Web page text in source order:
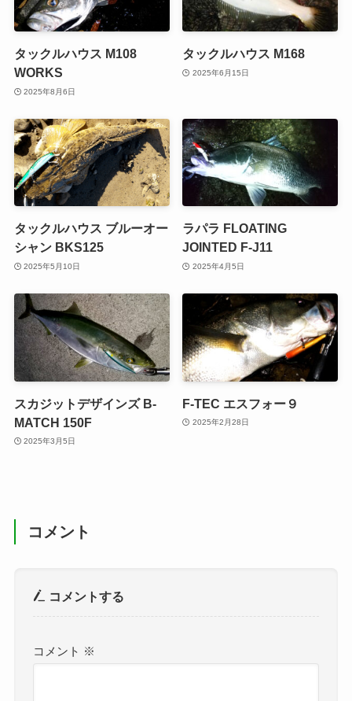
タックルハウス M108
WORKS
2025年8月6日
タックルハウス M168
2025年6月15日
タックルハウス ブルーオー
シャン BKS125
2025年5月10日
ラパラ FLOATING
JOINTED F-J11
2025年4月5日
スカジットデザインズ B-
MATCH 150F
2025年3月5日
F-TEC エスフォー９
2025年2月28日
コメント
コメントする
コメント ※